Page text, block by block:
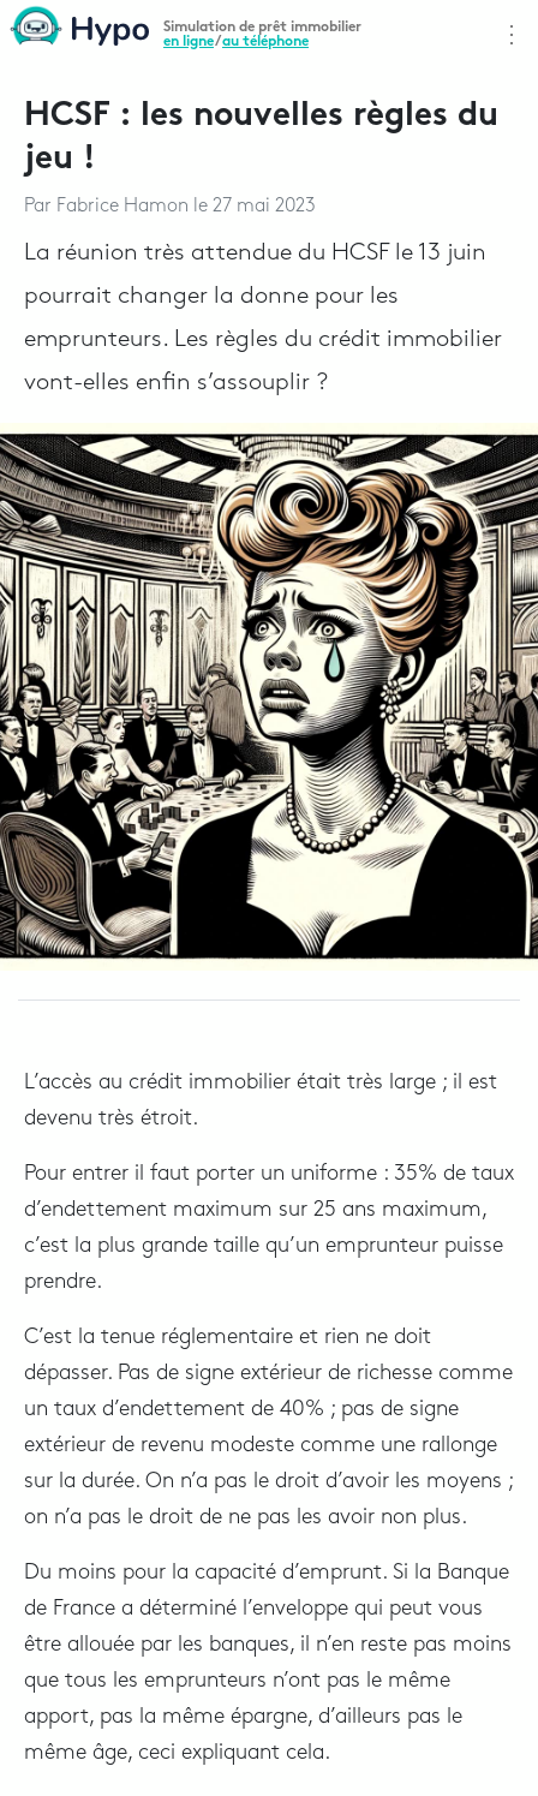
Simulation de prêt immobilier
en ligne/au téléphone ⋮
HCSF : les nouvelles règles du
jeu !
Par Fabrice Hamon le 27 mai 2023
La réunion très attendue du HCSF le 13 juin
pourrait changer la donne pour les
emprunteurs. Les règles du crédit immobilier
vont-elles enfin s’assouplir ?
L’accès au crédit immobilier était très large ; il est
devenu très étroit.
Pour entrer il faut porter un uniforme : 35% de taux
d’endettement maximum sur 25 ans maximum,
c’est la plus grande taille qu’un emprunteur puisse
prendre.
C’est la tenue réglementaire et rien ne doit
dépasser. Pas de signe extérieur de richesse comme
un taux d’endettement de 40% ; pas de signe
extérieur de revenu modeste comme une rallonge
sur la durée. On n’a pas le droit d’avoir les moyens ;
on n’a pas le droit de ne pas les avoir non plus.
Du moins pour la capacité d’emprunt. Si la Banque
de France a déterminé l’enveloppe qui peut vous
être allouée par les banques, il n’en reste pas moins
que tous les emprunteurs n’ont pas le même
apport, pas la même épargne, d’ailleurs pas le
même âge, ceci expliquant cela.